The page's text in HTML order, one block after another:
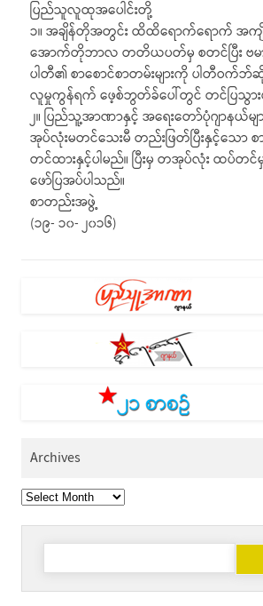
ပြည်သူလူထုအပေါင်းတို့
၁။ အချိန်တိုအတွင်း ထိထိရောက်ရောက် အကျိုး
အောက်တိုဘာလ တတိယပတ်မှ စတင်ပြီး ဗမ
ပါတီ၏ စာစောင်စာတမ်းများကို ပါတီဝ
လူမှုကွန်ရက် ဖေ့စ်ဘွတ်ခ်ပေါ်တွင် တင်ပြသွား
၂။ ပြည်သူ့အာဏာနှင့် အရေးတော်ပုံဂျာနယ်မ
အုပ်လုံးမတင်သေးမီ တည်းဖြတ်ပြီးနှင့်သော စ
တင်ထားနှင့်ပါမည်။ ပြီးမှ တအုပ်လုံး ထပ်တင်မှ
ဖော်ပြအပ်ပါသည်။
စာတည်းအဖွဲ့
(၁၉- ၁၀- ၂၀၁၆)
Archives
Archives
Search